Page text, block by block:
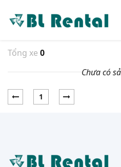
Tổng xe 0
Chưa có
1